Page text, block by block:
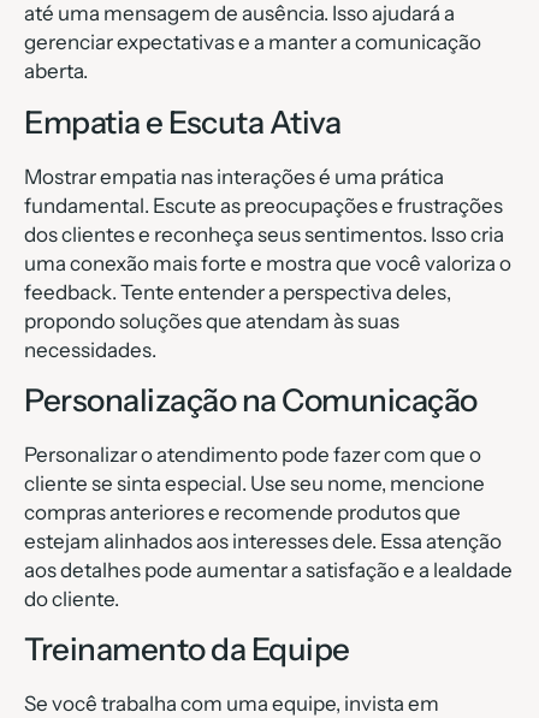
até uma mensagem de ausência. Isso ajudará a
gerenciar expectativas e a manter a comunicação
aberta.
Empatia e Escuta Ativa
Mostrar empatia nas interações é uma prática
fundamental. Escute as preocupações e frustrações
dos clientes e reconheça seus sentimentos. Isso cria
uma conexão mais forte e mostra que você valoriza o
feedback. Tente entender a perspectiva deles,
propondo soluções que atendam às suas
necessidades.
Personalização na Comunicação
Personalizar o atendimento pode fazer com que o
cliente se sinta especial. Use seu nome, mencione
compras anteriores e recomende produtos que
estejam alinhados aos interesses dele. Essa atenção
aos detalhes pode aumentar a satisfação e a lealdade
do cliente.
Treinamento da Equipe
Se você trabalha com uma equipe, invista em